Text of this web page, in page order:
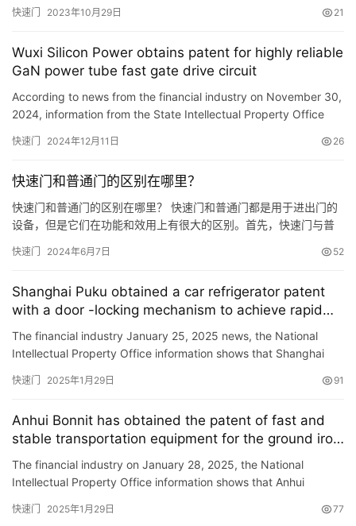
讯
联
系
我
们
质快速门控制系统的上下键可能会卡住，因此只需更换损坏的按钮
3、继电器硬质快速门的触点卡住，这将导致硬加速装置无法正常
启…
快速门 2023年10月29日 21
Wuxi Silicon Power obtains patent for highly reliable
GaN power tube fast gate drive circuit
According to news from the financial industry on November 30,
2024, information from the State Intellectual Property Office
快速门 2024年12月11日 26
快速门和普通门的区别在哪里？
快速门和普通门的区别在哪里？ 快速门和普通门都是用于进出门的
设备，但是它们在功能和效用上有很大的区别。首先，快速门与普
动，可以实现快速的开启和关闭，从而可以节约时间并提高效率。
快速门在使用上更加方便。快速门可以通过遥控器、传感器、按钮
等多种方…
快速门 2024年6月7日 52
Shanghai Puku obtained a car refrigerator patent
with a door -locking mechanism to achieve rapid
unlocking and improve the user experience
The financial industry January 25, 2025 news, the National
Intellectual Property Office information shows that Shanghai
快速门 2025年1月29日 91
Anhui Bonnit has obtained the patent of fast and
stable transportation equipment for the ground iron
gate, and automatic transportation reduces labor
costs
The financial industry on January 28, 2025, the National
Intellectual Property Office information shows that Anhui
快速门 2025年1月29日 77